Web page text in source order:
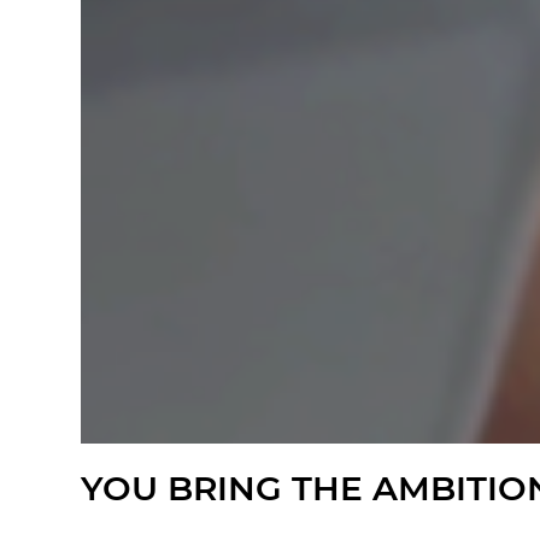
YOU BRING THE